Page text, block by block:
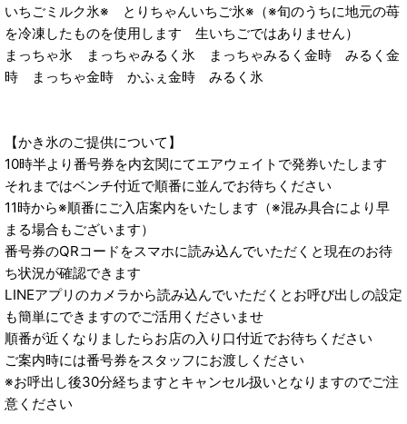
いちごミルク氷※ とりちゃんいちご氷※（※旬のうちに地元の苺
を冷凍したものを使用します 生いちごではありません）
まっちゃ氷 まっちゃみるく氷 まっちゃみるく金時 みるく金
時 まっちゃ金時 かふぇ金時 みるく氷
【かき氷のご提供について】
10時半より番号券を内玄関にてエアウェイトで発券いたします
それまではベンチ付近で順番に並んでお待ちください
11時から※順番にご入店案内をいたします（※混み具合により早
まる場合もございます）
番号券のQRコードをスマホに読み込んでいただくと現在のお待
ち状況が確認できます
LINEアプリのカメラから読み込んでいただくとお呼び出しの設定
も簡単にできますのでご活用くださいませ
順番が近くなりましたらお店の入り口付近でお待ちください
ご案内時には番号券をスタッフにお渡しください
※お呼出し後30分経ちますとキャンセル扱いとなりますのでご注
意ください